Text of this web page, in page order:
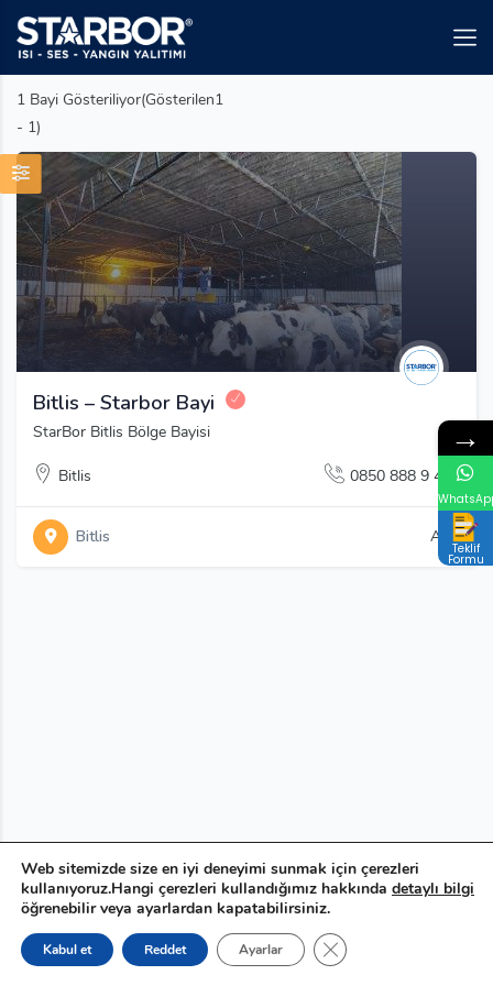
1 Bayi Gösteriliyor(Gösterilen1
- 1)
Bitlis – Starbor Bayi
StarBor Bitlis Bölge Bayisi
Bitlis 0850 888 9 444
Bitlis Açık
Web sitemizde size en iyi deneyimi sunmak için çerezleri
kullanıyoruz.Hangi çerezleri kullandığımız hakkında detaylı bilgi
öğrenebilir veya ayarlardan kapatabilirsiniz.
Kabul et Reddet Ayarlar GDPR çerez şeridini
→
Teklif
Formu